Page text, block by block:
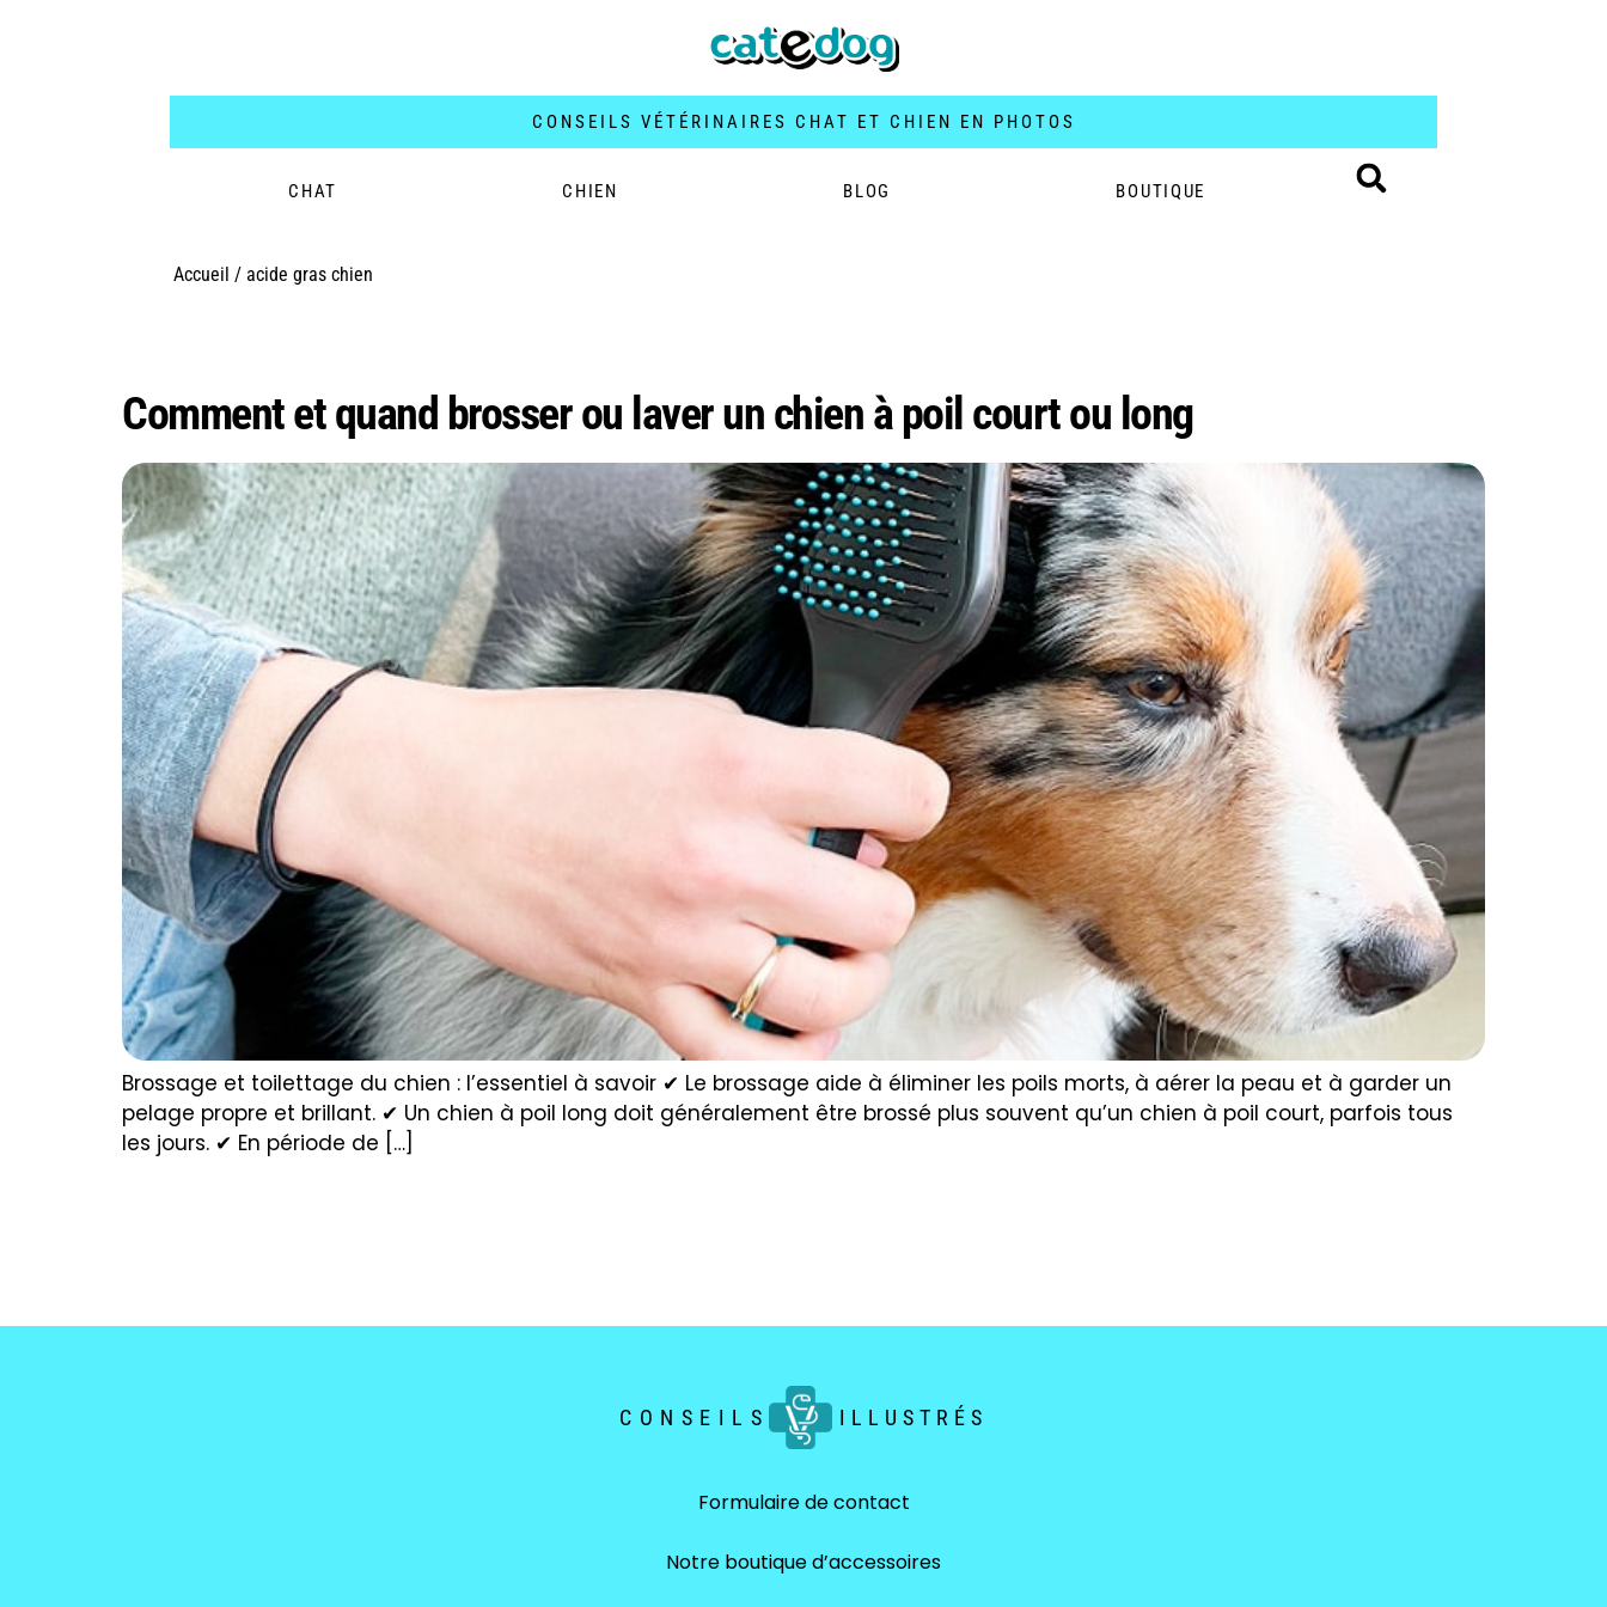
CONSEILS VÉTÉRINAIRES CHAT ET CHIEN EN PHOTOS
CHAT CHIEN BLOG BOUTIQUE
Accueil / acide gras chien
Comment et quand brosser ou laver un chien à poil court ou long
Brossage et toilettage du chien : l’essentiel à savoir ✔ Le brossage aide à éliminer les poils morts, à aérer la peau et à garder un
pelage propre et brillant. ✔ Un chien à poil long doit généralement être brossé plus souvent qu’un chien à poil court, parfois tous
les jours. ✔ En période de […]
CONSEILS ILLUSTRÉS
Formulaire de contact
Notre boutique d’accessoires